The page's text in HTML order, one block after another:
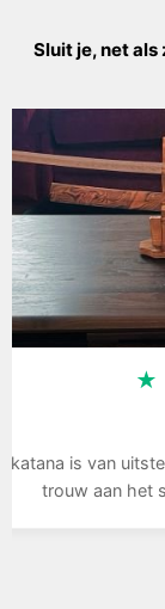
Sluit je, net
★
van uitstekende
aan het spel.